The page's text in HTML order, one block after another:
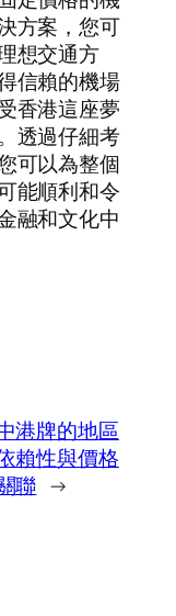
方案，您可
想交通方
信賴的機場
香港這座夢
透過仔細考
可以為整個
能順利和令
融和文化中
港牌的地區
賴性與價格
聯 →